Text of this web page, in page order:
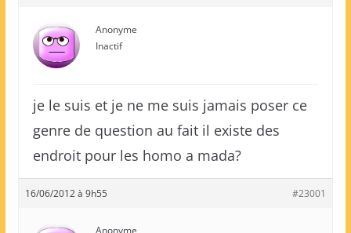
Anonyme
Inactif
je le suis et je ne me suis jamais poser ce
genre de question au fait il existe des
endroit pour les homo a mada?
16/06/2012 à 9h55 #23001
Anonyme